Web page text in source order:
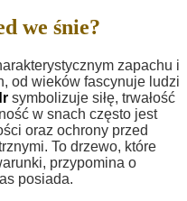
we śnie?
zapachu i
od wieków fascynuje ludzi
symbolizuje siłę, trwałość
w snach często jest
oraz ochrony przed
To drzewo, które
przypomina o
posiada.